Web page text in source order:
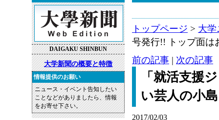
DAIGAKU SHINBUN
トップページ > 大学
号発行!! トップ面は
前の記事 | 次の記事
「就活支援
い芸人の小
2017/02/03
大学新聞の概要と特徴
情報提供のお願い
ニュース・イベント告知したい
ことなどがありましたら、情報
をお寄せ下さい。